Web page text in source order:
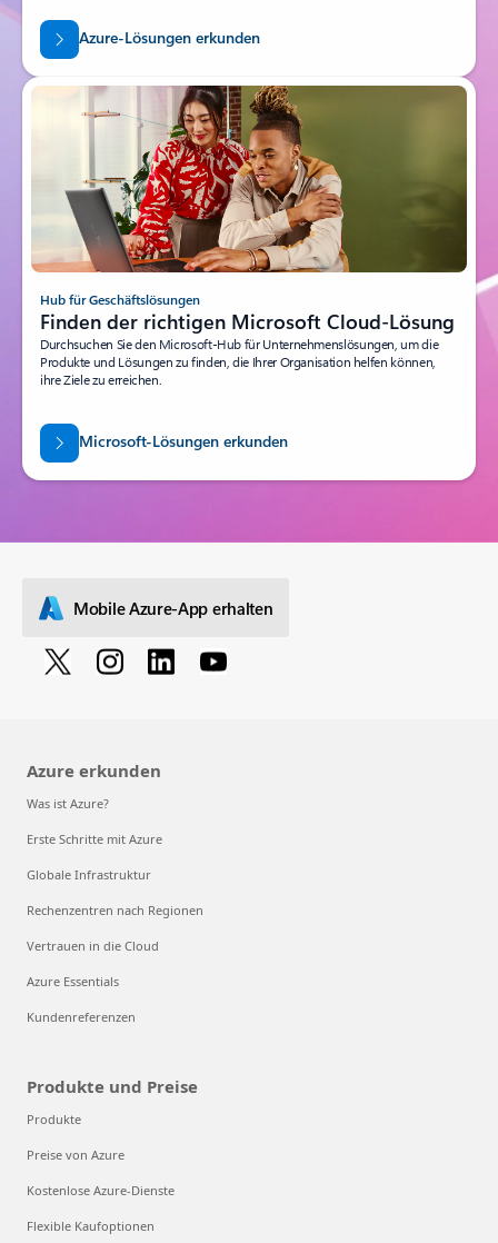
Azure-Lösungen erkunden
Hub für Geschäftslösungen
Finden der richtigen Microsoft Cloud-Lösung
Durchsuchen Sie den Microsoft-Hub für Unternehmenslösungen, um die
Produkte und Lösungen zu finden, die Ihrer Organisation helfen können,
ihre Ziele zu erreichen.
Microsoft-Lösungen erkunden
Mobile Azure-App erhalten
Azure erkunden
Was ist Azure?
Erste Schritte mit Azure
Globale Infrastruktur
Rechenzentren nach Regionen
Vertrauen in die Cloud
Azure Essentials
Kundenreferenzen
Produkte und Preise
Produkte
Preise von Azure
Kostenlose Azure-Dienste
Flexible Kaufoptionen